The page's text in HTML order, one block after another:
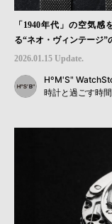
「1940年代」の空気
る“ネオ・ヴィンテージ”
2026.01.15 Update.
HºM'S"
時計と過ごす時